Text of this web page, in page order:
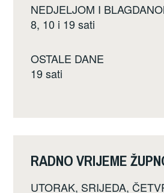
NEDJELJOM I
8, 10 i 19 sati
OSTALE DANE
19 sati
RADNO VRIJEME
UTORAK, SRIJEDA,